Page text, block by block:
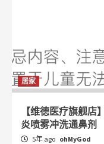
居家
【维德医疗旗舰店
炎喷雾冲洗通鼻剂
5年 ago ohMyGod